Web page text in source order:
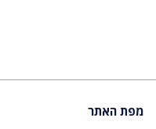
מפת האתר